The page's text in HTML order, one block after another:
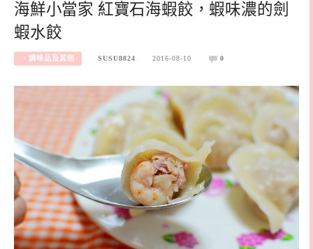
海鮮小當家 紅寶石海蝦餃，蝦味濃的劍
蝦水餃
‧調味品及其他 SUSU8824 2016-08-10 0